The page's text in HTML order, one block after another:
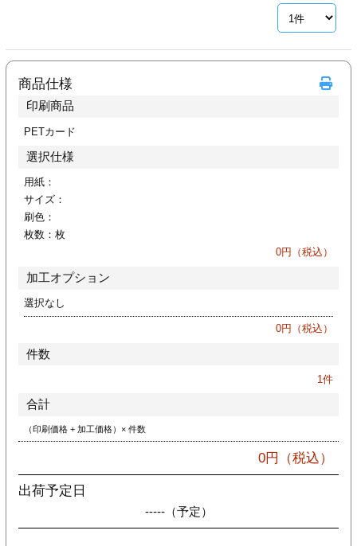
印刷
リーブ印刷
加工
印刷
ファイル印刷
ァイル印刷
印刷
リーブ
ー印刷
商品仕様
印刷商品
PETカード
選択仕様
用紙：
サイズ：
刷色：
枚数： 枚
0円（税込）
加工オプション
選択なし
0円（税込）
件数
1件
合計
（印刷価格 + 加工価格）× 件数
0円（税込）
出荷予定日
-----（予定）